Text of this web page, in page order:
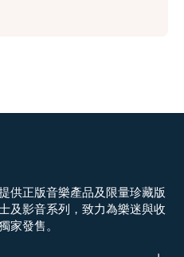
供正版音樂產品及限量珍藏版
及影音系列，致力為樂迷與收
家發售。